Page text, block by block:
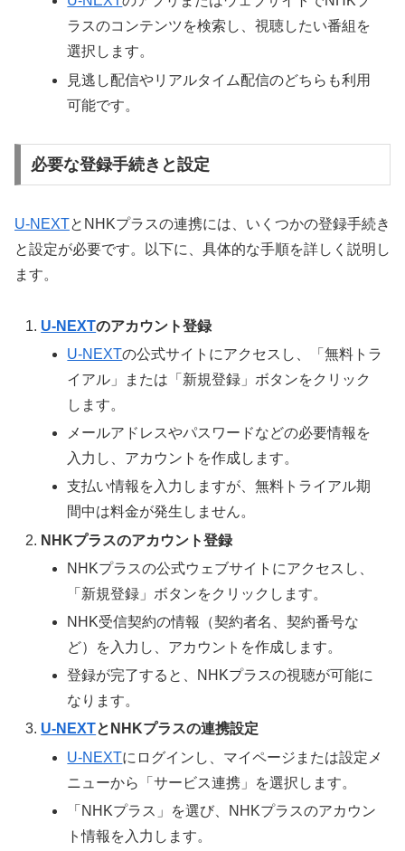
ラスのコンテンツを検索し、視聴したい番組を
選択します。
見逃し配信やリアルタイム配信のどちらも利用
可能です。
必要な登録手続きと設定
U-NEXTとNHKプラスの連携には、いくつかの登録手続き
と設定が必要です。以下に、具体的な手順を詳しく説明し
ます。
U-NEXTのアカウント登録
U-NEXTの公式サイトにアクセスし、「無料トラ
イアル」または「新規登録」ボタンをクリック
します。
メールアドレスやパスワードなどの必要情報を
入力し、アカウントを作成します。
支払い情報を入力しますが、無料トライアル期
間中は料金が発生しません。
NHKプラスのアカウント登録
NHKプラスの公式ウェブサイトにアクセスし、
「新規登録」ボタンをクリックします。
NHK受信契約の情報（契約者名、契約番号な
ど）を入力し、アカウントを作成します。
登録が完了すると、NHKプラスの視聴が可能に
なります。
U-NEXTとNHKプラスの連携設定
U-NEXTにログインし、マイページまたは設定メ
ニューから「サービス連携」を選択します。
「NHKプラス」を選び、NHKプラスのアカウン
ト情報を入力します。